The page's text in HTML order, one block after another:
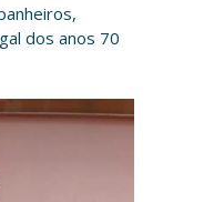
dos anos 70